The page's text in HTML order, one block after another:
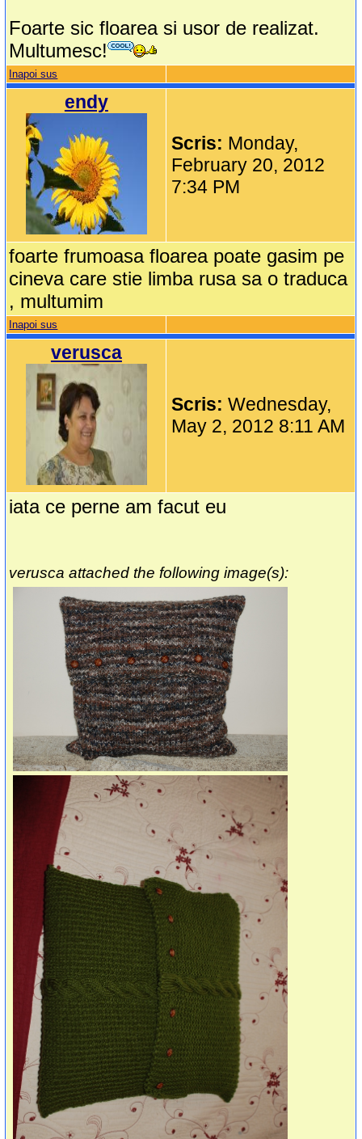
Foarte sic floarea si usor de realizat.
Multumesc!
Inapoi sus
endy
Scris: Monday,
February 20, 2012
7:34 PM
foarte frumoasa floarea poate gasim pe
cineva care stie limba rusa sa o traduca
, multumim
Inapoi sus
verusca
Scris:Wednesday,
May 2, 2012 8:11 AM
iata ce perne am facut eu
verusca attached the following image(s):